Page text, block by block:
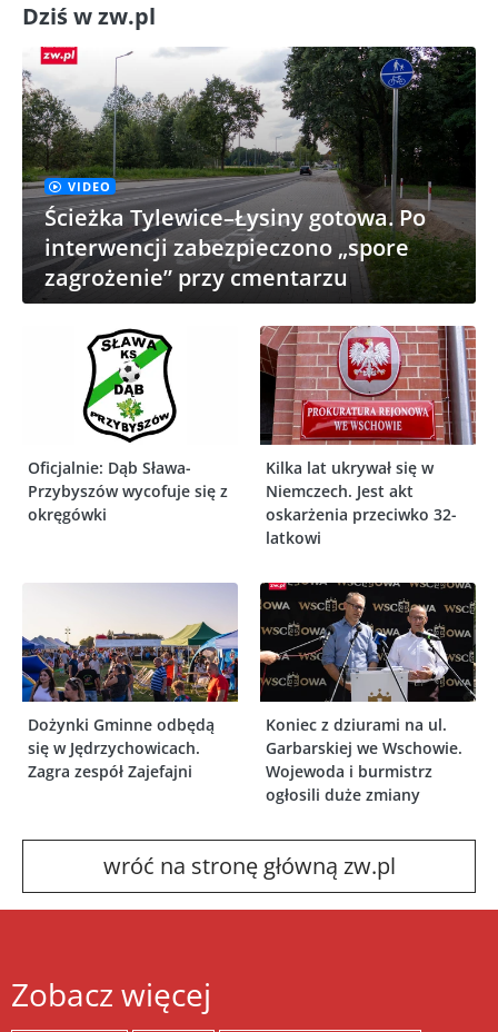
Dziś w zw.pl
VIDEO
Ścieżka Tylewice–Łysiny gotowa. Po
interwencji zabezpieczono „spore
zagrożenie” przy cmentarzu
Oficjalnie: Dąb Sława-
Przybyszów wycofuje się z
okręgówki
Kilka lat ukrywał się w
Niemczech. Jest akt
oskarżenia przeciwko 32-
latkowi
Dożynki Gminne odbędą
się w Jędrzychowicach.
Zagra zespół Zajefajni
Koniec z dziurami na ul.
Garbarskiej we Wschowie.
Wojewoda i burmistrz
ogłosili duże zmiany
wróć na stronę główną zw.pl
Zobacz więcej